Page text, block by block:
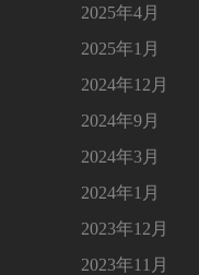
2025年4月
2025年1月
2024年12月
2024年9月
2024年3月
2024年1月
2023年12月
2023年11月